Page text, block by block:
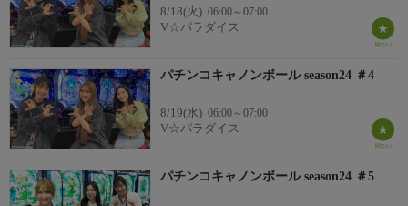
8/18(火) 06:00～07:00
V☆パラダイス
パチンコキャノンボール season24 ＃4
8/19(水) 06:00～07:00
V☆パラダイス
パチンコキャノンボール season24 ＃5